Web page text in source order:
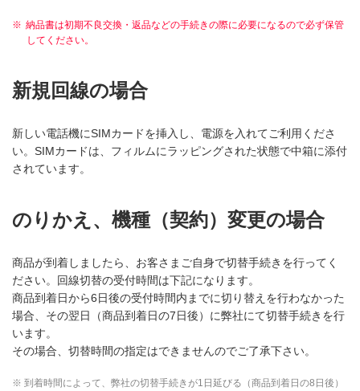
※ 納品書は初期不良交換・返品などの手続きの際に必要になるので必ず保管
してください。
新規回線の場合
新しい電話機にSIMカードを挿入し、電源を入れてご利用くださ
い。SIMカードは、フィルムにラッピングされた状態で中箱に添付
されています。
のりかえ、機種（契約）変更の場合
商品が到着しましたら、お客さまご自身で切替手続きを行ってく
ださい。回線切替の受付時間は下記になります。
商品到着日から6日後の受付時間内までに切り替えを行わなかった
場合、その翌日（商品到着日の7日後）に弊社にて切替手続きを行
います。
その場合、切替時間の指定はできませんのでご了承下さい。
※ 到着時間によって、弊社の切替手続きが1日延びる（商品到着日の8日後）